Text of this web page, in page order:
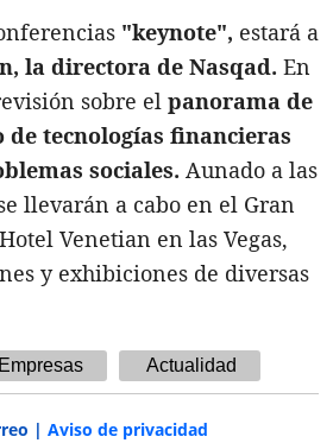
"keynote", estará a
la directora de Nasqad. En
sobre el panorama de
tecnologías financieras
sociales. Aunado a las
llevarán a cabo en el Gran
Venetian en las Vegas,
y exhibiciones de diversas
Empresas Actualidad
| Aviso de privacidad